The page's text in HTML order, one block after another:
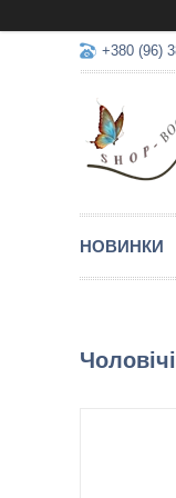
+380 (96)
НОВИНКИ